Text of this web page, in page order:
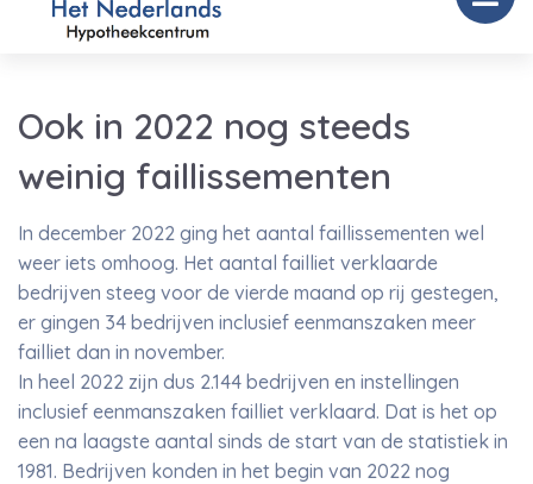
Ook in 2022 nog steeds
weinig faillissementen
In december 2022 ging het aantal faillissementen wel
weer iets omhoog. Het aantal failliet verklaarde
bedrijven steeg voor de vierde maand op rij gestegen,
er gingen 34 bedrijven inclusief eenmanszaken meer
failliet dan in november.
In heel 2022 zijn dus 2.144 bedrijven en instellingen
inclusief eenmanszaken failliet verklaard. Dat is het op
een na laagste aantal sinds de start van de statistiek in
1981. Bedrijven konden in het begin van 2022 nog